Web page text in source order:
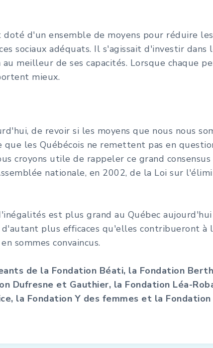
doté d'un ensemble de moyens pour réduire
sociaux adéquats. Il s'agissait d'investir
meilleur de ses capacités. Lorsque chaque
mieux.
de revoir si les moyens que nous nous
que les Québécois ne remettent pas en
croyons utile de rappeler ce grand
nationale, en 2002, de la Loi sur
est plus grand au Québec
plus efficaces qu'elles contribueront
sommes convaincus.
de la Fondation Béati, la Fondation
Dufresne et Gauthier, la Fondation Léa-
la Fondation Y des femmes et la